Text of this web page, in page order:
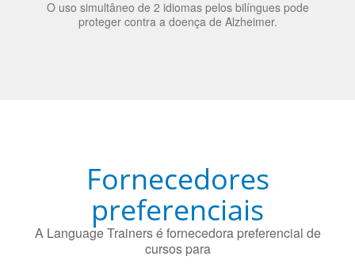
Fornecedores
preferenciais